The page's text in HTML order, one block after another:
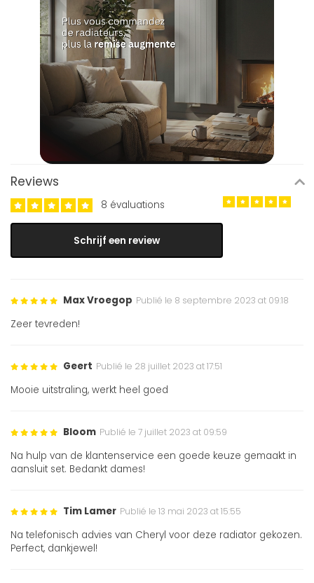
Reviews
8 évaluations
Schrijf een review
Max Vroegop Publié le 8 septembre 2023 at 09:18
Zeer tevreden!
Geert Publié le 28 juillet 2023 at 17:51
Mooie uitstraling, werkt heel goed
Bloom Publié le 7 juillet 2023 at 09:59
Na hulp van de klantenservice een goede keuze gemaakt in
aansluit set. Bedankt dames!
Tim Lamer Publié le 13 mai 2023 at 15:55
Na telefonisch advies van Cheryl voor deze radiator gekozen.
Perfect, dankjewel!